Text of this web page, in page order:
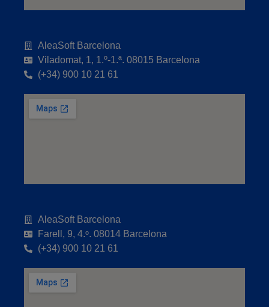
AleaSoft Barcelona
Viladomat, 1, 1.º-1.ª. 08015 Barcelona
(+34) 900 10 21 61
AleaSoft Barcelona
Farell, 9, 4.ᵒ. 08014 Barcelona
(+34) 900 10 21 61